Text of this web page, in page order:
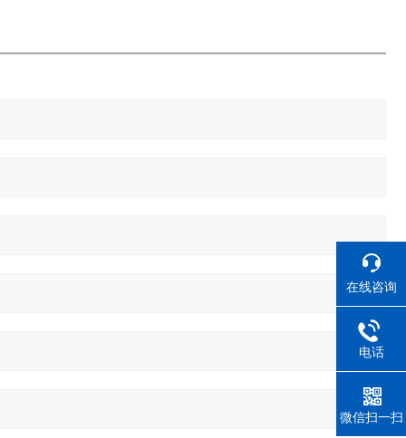
在线咨询
电话
微信扫一扫